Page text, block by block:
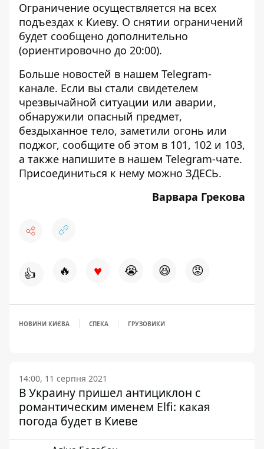
Ограничение осуществляется на всех
подъездах к Киеву. О снятии ограничений
будет сообщено дополнительно
(ориентировочно до 20:00).
Больше новостей в нашем Telegram-
канале. Если вы стали свидетелем
чрезвычайной ситуации или аварии,
обнаружили опасный предмет,
бездыханное тело, заметили огонь или
поджог, сообщите об этом в 101, 102 и 103,
а также напишите в нашем Telegram-чате.
Присоединиться к нему можно ЗДЕСЬ.
Варвара Грекова
👍 🔥 ♥ 😭 😆 😡
НОВИНИ КИЄВА СПЕКА ГРУЗОВИКИ
14:00, 11 серпня 2021
В Украину пришел антициклон с
романтическим именем Elfi: какая
погода будет в Киеве